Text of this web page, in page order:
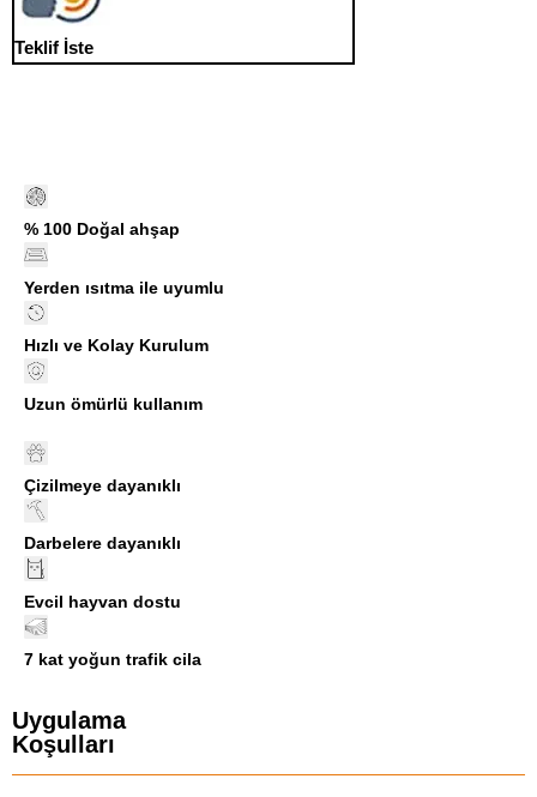
Teklif İste
% 100 Doğal ahşap
Yerden ısıtma ile uyumlu
Hızlı ve Kolay Kurulum
Uzun ömürlü kullanım
Çizilmeye dayanıklı
Darbelere dayanıklı
Evcil hayvan dostu
7 kat yoğun trafik cila
Uygulama
Koşulları